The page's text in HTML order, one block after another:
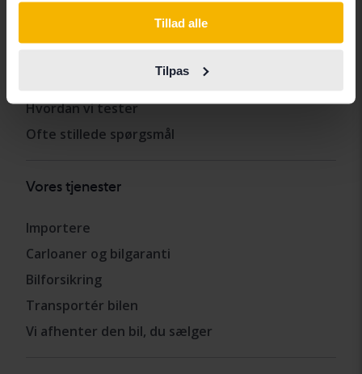
Tillad alle
Tilpas
Hvordan vi tester
Ofte stillede spørgsmål
Vores tjenester
Importere
Carloaner og bilgaranti
Bilforsikring
Transportér bilen
Vi afhenter den bil, du sælger